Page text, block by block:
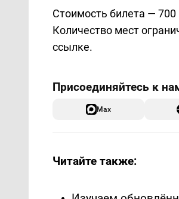
Стоимость билета —
Количество мест
ссылке.
Max
Читайте также: